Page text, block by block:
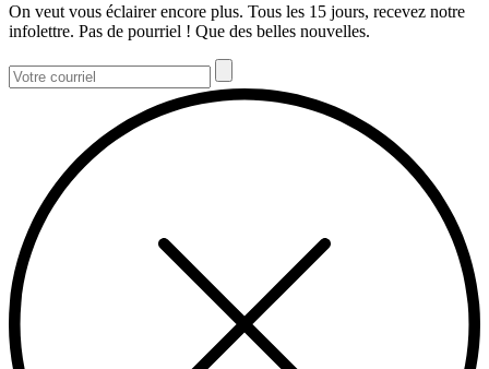
On veut vous éclairer encore plus. Tous les 15 jours, recevez notre
infolettre. Pas de pourriel ! Que des belles nouvelles.